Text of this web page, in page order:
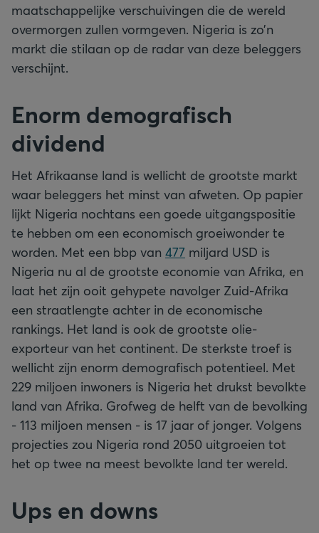
maatschappelijke verschuivingen die de wereld
overmorgen zullen vormgeven. Nigeria is zo’n
markt die stilaan op de radar van deze beleggers
verschijnt.
Enorm demografisch
dividend
Het Afrikaanse land is wellicht de grootste markt
waar beleggers het minst van afweten. Op papier
lijkt Nigeria nochtans een goede uitgangspositie
te hebben om een economisch groeiwonder te
worden. Met een bbp van 477 miljard USD is
Nigeria nu al de grootste economie van Afrika, en
laat het zijn ooit gehypete navolger Zuid-Afrika
een straatlengte achter in de economische
rankings. Het land is ook de grootste olie-
exporteur van het continent. De sterkste troef is
wellicht zijn enorm demografisch potentieel. Met
229 miljoen inwoners is Nigeria het drukst bevolkte
land van Afrika. Grofweg de helft van de bevolking
- 113 miljoen mensen - is 17 jaar of jonger. Volgens
projecties zou Nigeria rond 2050 uitgroeien tot
het op twee na meest bevolkte land ter wereld.
Ups en downs